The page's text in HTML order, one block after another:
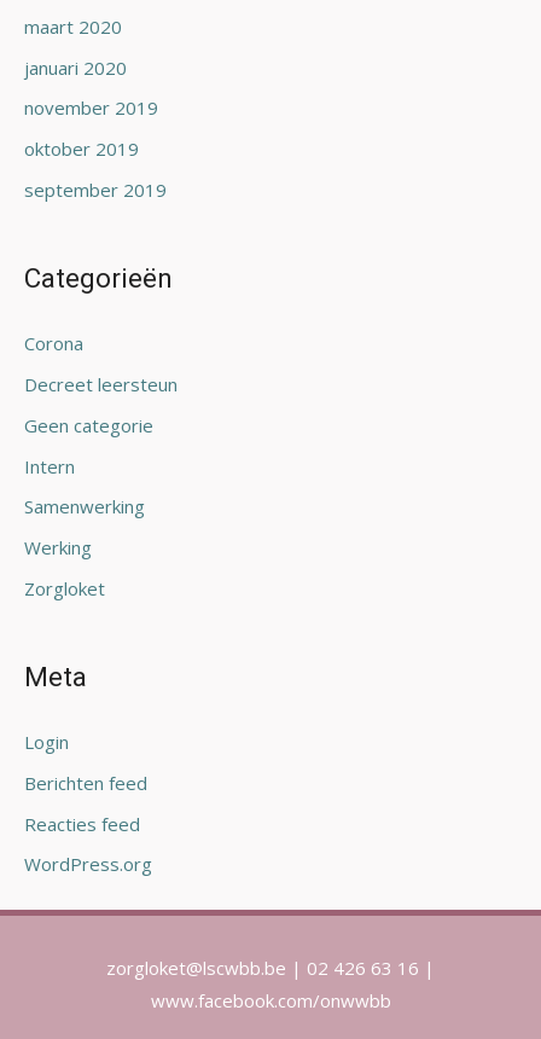
maart 2020
januari 2020
november 2019
oktober 2019
september 2019
Categorieën
Corona
Decreet leersteun
Geen categorie
Intern
Samenwerking
Werking
Zorgloket
Meta
Login
Berichten feed
Reacties feed
WordPress.org
zorgloket@lscwbb.be | 02 426 63 16 |
www.facebook.com/onwwbb